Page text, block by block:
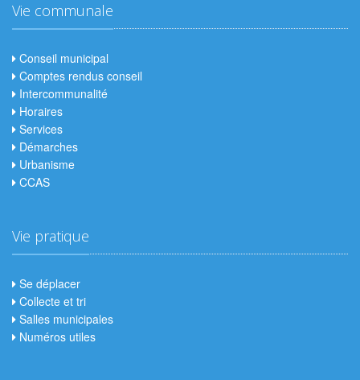
Vie communale
Conseil municipal
Comptes rendus conseil
Intercommunalité
Horaires
Services
Démarches
Urbanisme
CCAS
Vie pratique
Se déplacer
Collecte et tri
Salles municipales
Numéros utiles